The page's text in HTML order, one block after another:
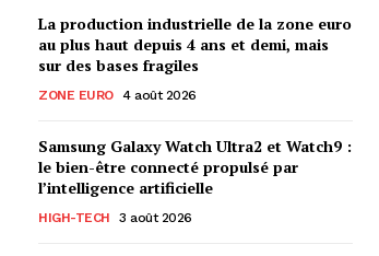
La production industrielle de la zone euro
au plus haut depuis 4 ans et demi, mais
sur des bases fragiles
ZONE EURO 4 août 2026
Samsung Galaxy Watch Ultra2 et Watch9 :
le bien-être connecté propulsé par
l’intelligence artificielle
HIGH-TECH 3 août 2026